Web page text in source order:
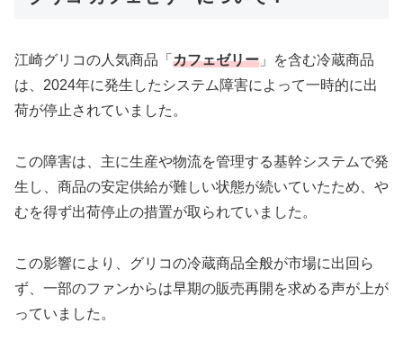
江崎グリコの人気商品「 カフェゼリー 」を含む冷蔵商品
は、2024年に発生したシステム障害によって一時的に出
荷が停止されていました。
この障害は、主に生産や物流を管理する基幹システムで発
生し、商品の安定供給が難しい状態が続いていたため、や
むを得ず出荷停止の措置が取られていました。
この影響により、グリコの冷蔵商品全般が市場に出回ら
ず、一部のファンからは早期の販売再開を求める声が上が
っていました。